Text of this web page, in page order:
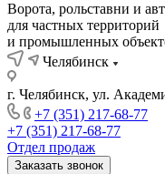
Ворота, рольставни и
для частных территорий
и промышленных
Челябинск
г. Челябинск, ул.
+7 (351) 217-68-77
+7 (351) 217-68-77
Отдел продаж
Заказать звонок